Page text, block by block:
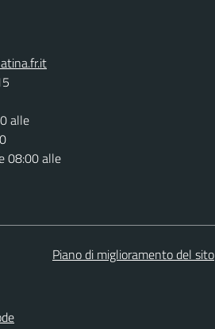
alle
08:00 alle
Piano di miglioramento del sito